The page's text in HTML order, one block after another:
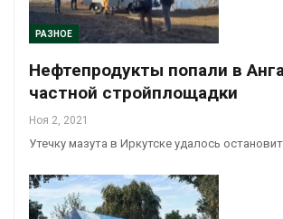
РАЗНОЕ
Нефтепродукты попали в
частной стройплощадки
Ноя 2, 2021
Утечку мазута в Иркутске удалось